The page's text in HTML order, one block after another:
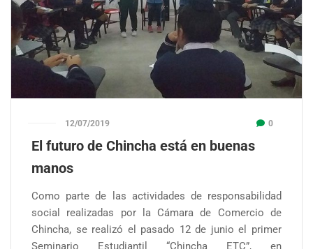
12/07/2019 0
El futuro de Chincha está en buenas
manos
Como parte de las actividades de responsabilidad
social realizadas por la Cámara de Comercio de
Chincha, se realizó el pasado 12 de junio el primer
Seminario Estudiantil “Chincha ETC”, en